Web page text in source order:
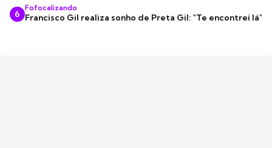
6
Fofocalizando
Francisco Gil realiza sonho de Preta Gil: "Te encontrei lá"